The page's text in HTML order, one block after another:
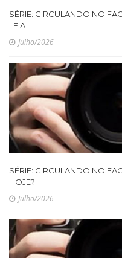
SÉRIE: CIRCULANDO NO
LEIA
Julho/2026
SÉRIE: CIRCULANDO NO
HOJE?
Julho/2026